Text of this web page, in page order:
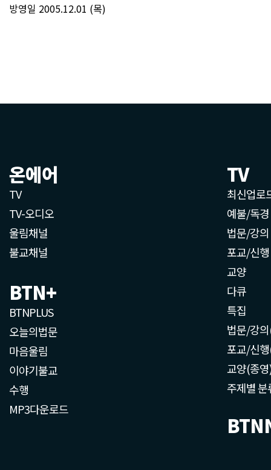
방영일 2005.12.01 (목)
온에어
TV
TV-오디오
울림채널
불교채널
BTN+
BTNPLUS
오늘의법문
마음울림
이야기불교
수행
MP3다운로드
TV
최신업로
예불/독경
법문/강의
포교/신행
교양
다큐
특집
법문/강
포교/신
교양(종
주제별 분